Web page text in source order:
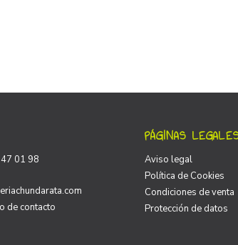
01 98
de contacto
PÁGINAS
Aviso legal
Política de Cookies
Condiciones de venta
Protección de datos